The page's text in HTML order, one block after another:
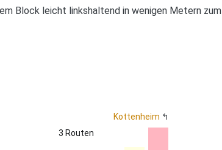
Block leicht linkshaltend in wenigen Metern zum
Kottenheim
3 Routen